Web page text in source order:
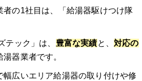
者の1社目は、「給湯器駆けつけ隊
テック」は、 豊富な実績と、対応の
器業者です。
広いエリア給湯器の取り付けや修